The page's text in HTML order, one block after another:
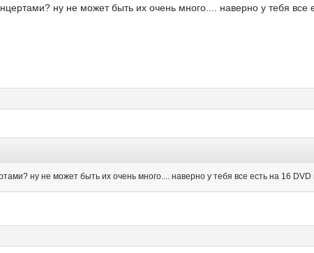
ну не может быть их очень много.... наверно у тебя
ну не может быть их очень много.... наверно у тебя все есть на 16